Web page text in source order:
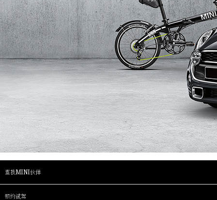
查找MINI伙伴
预约试驾